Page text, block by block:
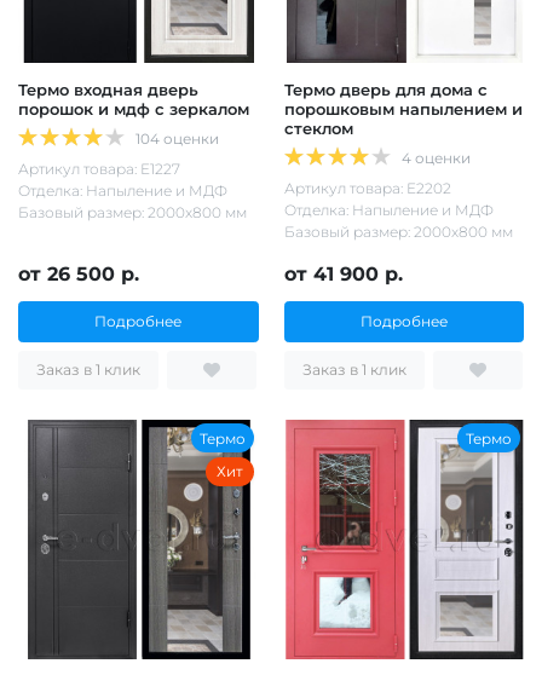
Термо входная дверь
порошок и мдф с зеркалом
104 оценки
Артикул товара: Е1227
Отделка: Напыление и МДФ
Базовый размер: 2000х800 мм
от 26 500 р.
Подробнее
Заказ в 1 клик
Термо дверь для дома с
порошковым напылением и
стеклом
4 оценки
Артикул товара: Е2202
Отделка: Напыление и МДФ
Базовый размер: 2000х800 мм
от 41 900 р.
Подробнее
Заказ в 1 клик
Термо
Хит
Термо